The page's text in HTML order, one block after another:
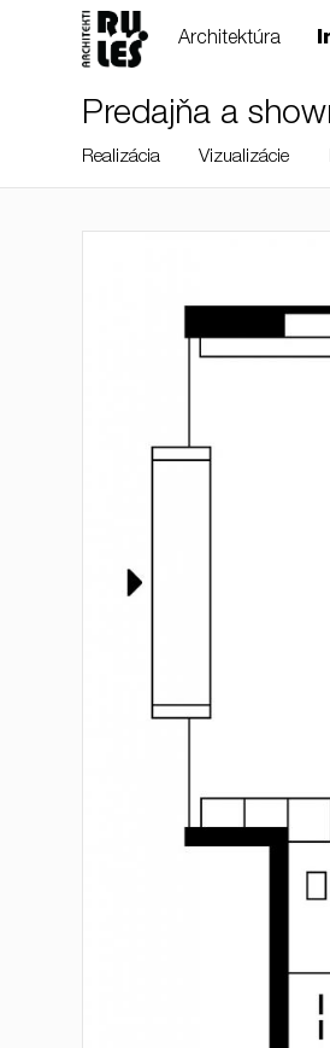
Architektúra
Predajňa a
Realizácia Vizualizácie
Bratislava,
© RULES, s.r.o.